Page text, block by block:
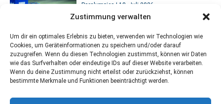
Zustimmung verwalten
Um dir ein optimales Erlebnis zu bieten, verwenden wir Technologien wie
Cookies, um Geräteinformationen zu speichern und/oder darauf
zuzugreifen. Wenn du diesen Technologien zustimmst, können wir Daten
wie das Surfverhalten oder eindeutige IDs auf dieser Website verarbeiten.
Wenn du deine Zustimmung nicht erteilst oder zurückziehst, können
bestimmte Merkmale und Funktionen beeinträchtigt werden.
Paralympics | 18. Juli 2026
Sitzvolleyball-WM: Viertelfinal-